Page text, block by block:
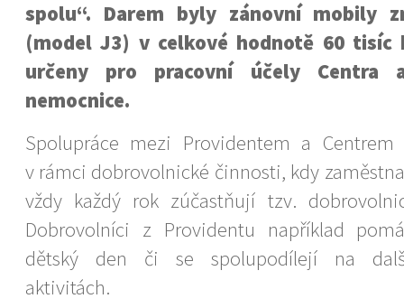
spolu“. Darem byly zánovní mobily
(model J3) v celkové hodnotě 60 tisíc
určeny pro pracovní účely Centra
nemocnice.
Spolupráce mezi Providentem a
v rámci dobrovolnické činnosti, kdy
vždy každý rok zúčastňují tzv.
Dobrovolníci z Providentu například
dětský den či se spolupodílejí na
aktivitách.